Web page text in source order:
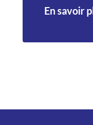
En savoir